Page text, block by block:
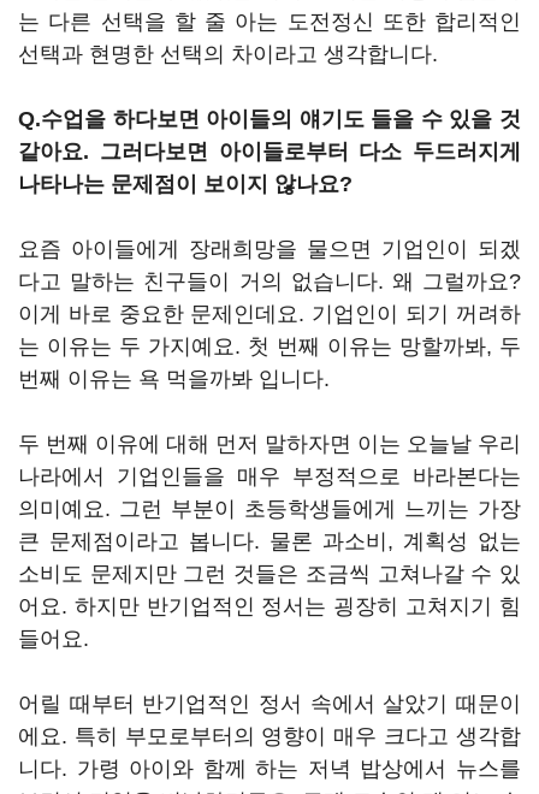
는 다른 선택을 할 줄 아는 도전정신 또한 합리적인
선택과 현명한 선택의 차이라고 생각합니다.
Q.수업을 하다보면 아이들의 얘기도 들을 수 있을 것
같아요. 그러다보면 아이들로부터 다소 두드러지게
나타나는 문제점이 보이지 않나요?
요즘 아이들에게 장래희망을 물으면 기업인이 되겠
다고 말하는 친구들이 거의 없습니다. 왜 그럴까요?
이게 바로 중요한 문제인데요. 기업인이 되기 꺼려하
는 이유는 두 가지예요. 첫 번째 이유는 망할까봐, 두
번째 이유는 욕 먹을까봐 입니다.
두 번째 이유에 대해 먼저 말하자면 이는 오늘날 우리
나라에서 기업인들을 매우 부정적으로 바라본다는
의미예요. 그런 부분이 초등학생들에게 느끼는 가장
큰 문제점이라고 봅니다. 물론 과소비, 계획성 없는
소비도 문제지만 그런 것들은 조금씩 고쳐나갈 수 있
어요. 하지만 반기업적인 정서는 굉장히 고쳐지기 힘
들어요.
어릴 때부터 반기업적인 정서 속에서 살았기 때문이
에요. 특히 부모로부터의 영향이 매우 크다고 생각합
니다. 가령 아이와 함께 하는 저녁 밥상에서 뉴스를